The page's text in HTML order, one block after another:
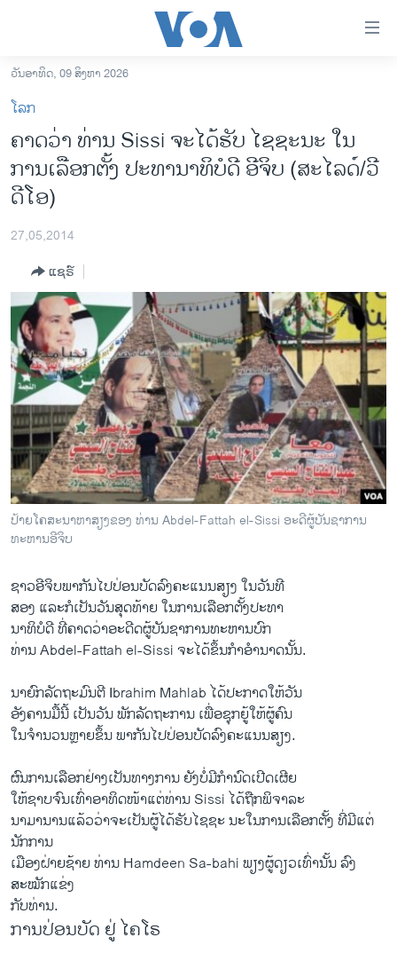
ເຂົ້າ
ຫາ
ຂ້າມ
ຂ້າມ
ໄປ
ຫາ
ຊອກ
ອາເມຣິກາ
ການເລືອກຕັ້ງ ປະທານາທີບໍດີ ສະຫະລັດ 2024
ອິດສະຫຼະພາບດ້ານການຂ່າວ
ຊີວິດຊາວລາວ
ຊຸມຊົນຊາວລາວ
ວິທະຍາສາດ-ເທັກໂນໂລຈີ
ທຸລະກິດ
ພາສາອັງກິດ
ວີດີໂອ
ສຽງ
ລາຍງານ
ຕິດຕາມພວກເຮົາ ທີ່
ວັນອາທິດ, 09 ສິງຫາ 2026
ໂລກ
ຄາດ​ວ່າ ທ່ານ Sissi ຈະໄດ້ຮັບ ໄຊຊະນະ ໃນ
ການເລືອກຕັ້ງ ປະທານາທິບໍດີ ອີ​ຈິບ (ສະ​ໄລ​ດ໌/ວີ
ດີໂອ)
27,05,2014
ແຊຣ໌
ປ້າຍໂຄສະນາຫາສຽງຂອງ ທ່ານ Abdel-Fattah el-Sissi ອະດີຜູ້ບັນຊາການ
ທະຫານອີຈິບ
ຊາວ​ອີ​ຈິບພາກັນໄປ​ປ່ອນ​ບັດ​ລົງ​ຄະ​ແນນ​ສຽງ ​ໃນວັນທີ​
ສອງ ​ແລະ​ກໍເປັນວັນສຸດ​ທ້າຍ ​ໃນ​ການ​ເລືອກ​ຕັ້ງປະທາ
ນາທິບໍດີ ທີ່​ຄາດ​ວ່າອະດີດຜູ້​ບັນຊາ​ການ​ທະຫານບົກ
ທ່ານ Abdel-Fattah el-Sissi ຈະໄດ້ຂຶ້ນ​ກຳ​ອຳນາດ​ນັ້ນ.
ນາຍົກລັດຖະມົນຕີ Ibrahim Mahlab ​ໄດ້​ປະກາດໃຫ້ວັນ
​ອັງຄານ​ມື້​ນີ້ ​ເປັນ​ວັນ ພັກລັດຖະ​ການ ​ເພື່ອຊຸກຍູ້​ໃຫ້​ຜູ້​ຄົນ
ໃນຈຳນວນຫຼາຍຂຶ້ນ ພາກັນ​ໄປ​ປ່ອນ​ບັດ​ລົງ​ຄະ​ແນນ​ສຽງ.
ຜົນ​ການ​ເລືອກ​ຢ່າງເປັນ​ທາງ​ການ ຍັງບໍ່​ມີ​ກຳນົດເປີດເຜີຍ
ໃຫ້ຊາບຈົນເທົ່າ​ອາທິດ​ໜ້າ​ແຕ່ທ່ານ Sissi ​ໄດ້​ຖືກ​ພິຈາລະ
ນາ​ມາ​ນານ​ແລ້ວ​ວ່າຈະ​ເປັນ​ຜູ້​ໄດ້ຮັບໄຊຊະ ນະ​ໃນ​ການເລືອກຕັ້ງ ທີ່ມີແຕ່​
ນັກ​ການ
ເມືອງຝ່າຍ​ຊ້າຍ ທ່ານ Hamdeen Sa-bahi ພຽງຜູ້ດຽວເທົ່ານັ້ນ ລົງ
ສະໝັກແຂ່ງ
ກັບທ່ານ​.
ການປ່ອນບັດ ຢູ່ ໄຄໂຣ